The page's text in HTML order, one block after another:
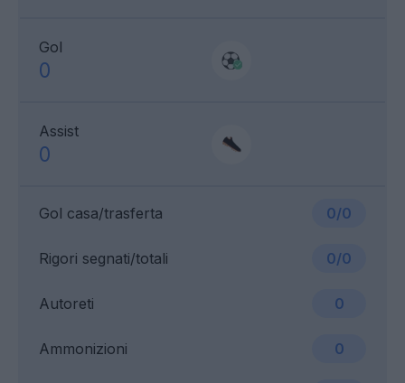
Gol
0
Assist
0
Gol casa/trasferta 0/0
Ammonizioni 0
Rigori segnati/totali 0/0
Autoreti 0